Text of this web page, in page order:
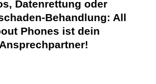
Datenrettung oder
Behandlung: All
Phones ist dein
Ansprechpartner!